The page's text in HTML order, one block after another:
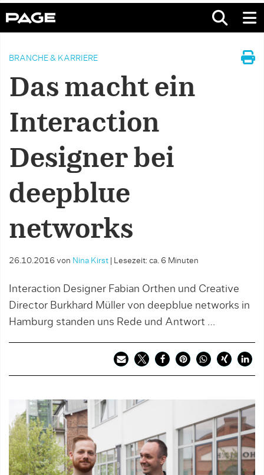
BRANCHE & KARRIERE
Das macht ein
Interaction
Designer bei
deepblue
networks
26.10.2016 von Nina Kirst Lesezeit: ca. 6 Minuten
Interaction Designer Fabian Orthen und Creative
Director Burkhard Müller von deepblue networks in
Hamburg standen uns Rede und Antwort …